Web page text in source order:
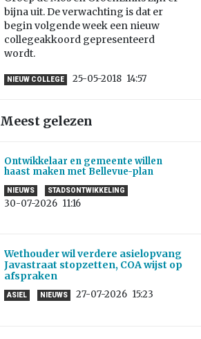
bijna uit. De verwachting is dat er
begin volgende week een nieuw
collegeakkoord gepresenteerd
wordt.
NIEUW COLLEGE 25-05-2018 14:57
Meest gelezen
Ontwikkelaar en gemeente willen
haast maken met Bellevue-plan
NIEUWS STADSONTWIKKELING
30-07-2026 11:16
Wethouder wil verdere asielopvang
Javastraat stopzetten, COA wijst op
afspraken
ASIEL NIEUWS 27-07-2026 15:23